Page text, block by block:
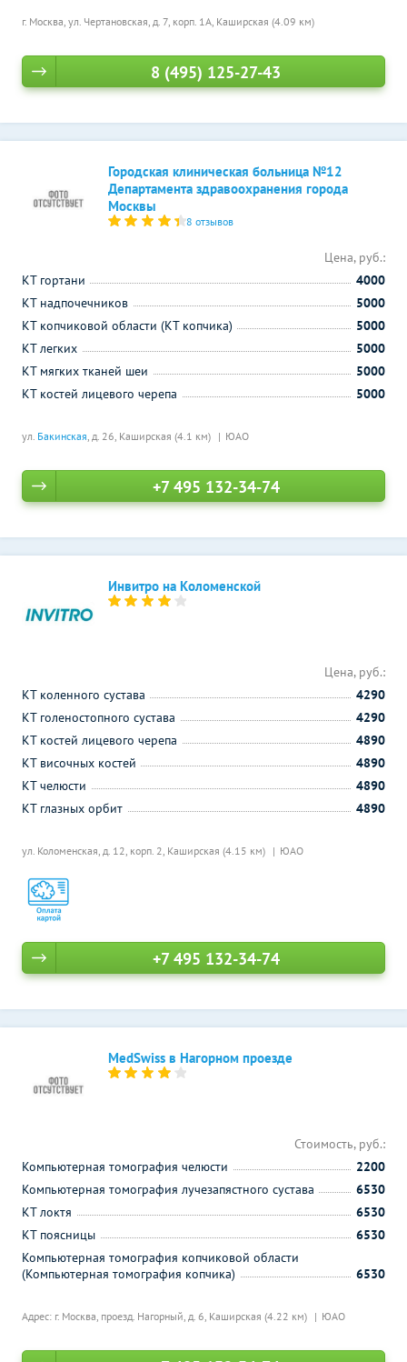
г. Москва, ул. Чертановская, д. 7, корп. 1А, Каширская (4.09 км)
8 (495) 125-27-43
Городская клиническая больница №12
Департамента здравоохранения города
Москвы
8 отзывов
ул. Бакинская, д. 26, Каширская (4.1 км) ЮАО
Цена, руб.:
КТ гортани
4000
КТ надпочечников
5000
КТ копчиковой области (КТ копчика)
5000
КТ легких
5000
КТ мягких тканей шеи
5000
КТ костей лицевого черепа
5000
+7 495 132-34-74
Инвитро на Коломенской
ул. Коломенская, д. 12, корп. 2, Каширская (4.15 км) ЮАО
Цена, руб.:
КТ коленного сустава
4290
КТ голеностопного сустава
4290
КТ костей лицевого черепа
4890
КТ височных костей
4890
КТ челюсти
4890
КТ глазных орбит
4890
+7 495 132-34-74
MedSwiss в Нагорном проезде
Адрес: г. Москва, проезд. Нагорный, д. 6, Каширская (4.22 км) ЮАО
Стоимость, руб.:
Компьютерная томография челюсти
2200
Компьютерная томография лучезапястного сустава
6530
КТ локтя
6530
КТ поясницы
6530
Компьютерная томография копчиковой области
(Компьютерная томография копчика)
6530